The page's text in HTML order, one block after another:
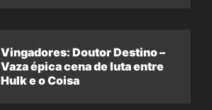
Vingadores: Doutor Destino –
Vaza épica cena de luta entre
Hulk e o Coisa